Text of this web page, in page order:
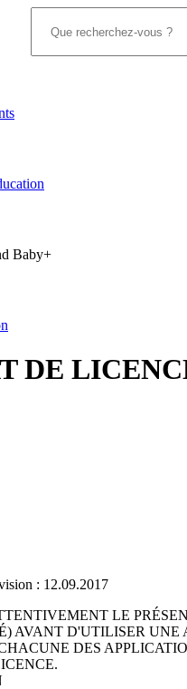
Baby+
DE
: 12.09.2017
LE
AVANT D'UTILISER UNE
DES